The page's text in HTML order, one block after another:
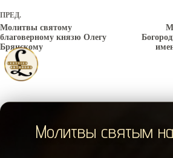
ПРЕД.
Молитвы святому
благоверному князю Олегу
Брянскому
Молитвы святым